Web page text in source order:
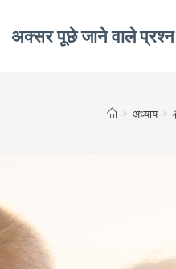
अक्सर पूछे जाने वाले प्रश्न
> अध्याय >